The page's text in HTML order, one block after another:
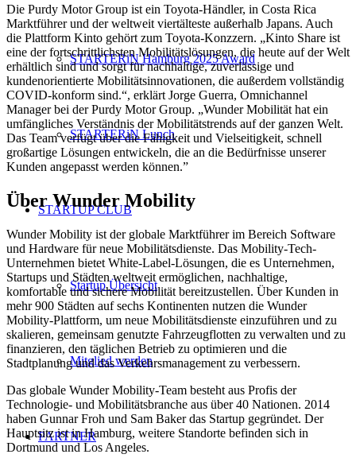
STARTERiN Hamburg 2025 Award
STARTERiN Lunch
STARTUP CLUB
Startup Übersicht
Mitglied werden
PARTNER
Die Purdy Motor Group ist ein Toyota-Händler, in Costa Rica
Marktführer und der weltweit viertälteste außerhalb Japans. Auch
die Plattform Kinto gehört zum Toyota-Konzzern. „Kinto Share ist
eine der fortschrittlichsten Mobilitätslösungen, die heute auf der Welt
erhältlich sind und sorgt für nachhaltige, zuverlässige und
kundenorientierte Mobilitätsinnovationen, die außerdem vollständig
COVID-konform sind.“, erklärt Jorge Guerra, Omnichannel
Manager bei der Purdy Motor Group. „Wunder Mobilität hat ein
umfängliches Verständnis der Mobilitätstrends auf der ganzen Welt.
Das Team verfügt über die Fähigkeit und Vielseitigkeit, schnell
großartige Lösungen entwickeln, die an die Bedürfnisse unserer
Kunden angepasst werden können.”
Über Wunder Mobility
Wunder Mobility ist der globale Marktführer im Bereich Software
und Hardware für neue Mobilitätsdienste. Das Mobility-Tech-
Unternehmen bietet White-Label-Lösungen, die es Unternehmen,
Startups und Städten weltweit ermöglichen, nachhaltige,
komfortable und sichere Mobilität bereitzustellen. Über Kunden in
mehr 900 Städten auf sechs Kontinenten nutzen die Wunder
Mobility-Plattform, um neue Mobilitätsdienste einzuführen und zu
skalieren, gemeinsam genutzte Fahrzeugflotten zu verwalten und zu
finanzieren, den täglichen Betrieb zu optimieren und die
Stadtplanung und das Verkehrsmanagement zu verbessern.
Das globale Wunder Mobility-Team besteht aus Profis der
Technologie- und Mobilitätsbranche aus über 40 Nationen. 2014
haben Gunnar Froh und Sam Baker das Startup gegründet. Der
Hauptsitz ist in Hamburg, weitere Standorte befinden sich in
Dortmund und Los Angeles.